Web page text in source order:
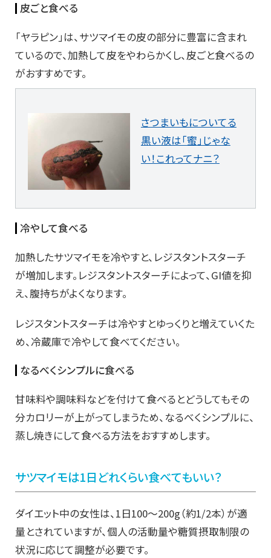
皮ごと食べる
「ヤラピン」は、サツマイモの皮の部分に豊富に含まれ
ているので、加熱して皮をやわらかくし、皮ごと食べるの
がおすすめです。
さつまいもについてる
黒い液は「蜜」じゃな
い！これってナニ？
冷やして食べる
加熱したサツマイモを冷やすと、レジスタントスターチ
が増加します。レジスタントスターチによって、GI値を抑
え、腹持ちがよくなります。
レジスタントスターチは冷やすとゆっくりと増えていくた
め、冷蔵庫で冷やして食べてください。
なるべくシンプルに食べる
甘味料や調味料などを付けて食べるとどうしてもその
分カロリーが上がってしまうため、なるべくシンプルに、
蒸し焼きにして食べる方法をおすすめします。
サツマイモは1日どれくらい食べてもいい？
ダイエット中の女性は、1日100～200g（約1/2本）が適
量とされていますが、個人の活動量や糖質摂取制限の
状況に応じて調整が必要です。